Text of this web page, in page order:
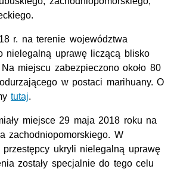
r. na terenie województwa
nielegalną uprawę liczącą blisko
miejscu zabezpieczono około 80
w postaci marihuany. O
tutaj.
miejsce 29 maja 2018 roku na
zachodniopomorskiego. W
przestępcy ukryli nielegalną uprawę
zostały specjalnie do tego celu